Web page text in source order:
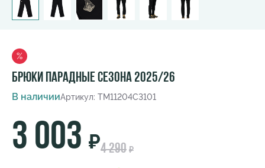
%
Брюки парадные сезона 2025/26
В наличииАртикул: TM11204C3101
3 003 ₽4 290 ₽